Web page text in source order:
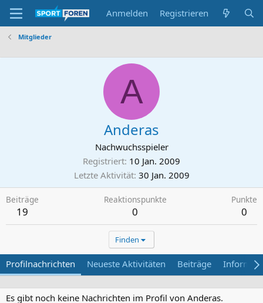
Anmelden Registrieren
Mitglieder
A
Anderas
Nachwuchsspieler
Registriert 10 Jan. 2009
Letzte Aktivität 30 Jan. 2009
Beiträge
19
Reaktionspunkte
0
Punkte
0
Finden
Profilnachrichten Neueste Aktivitäten Beiträge
Es gibt noch keine Nachrichten im Profil von Anderas.